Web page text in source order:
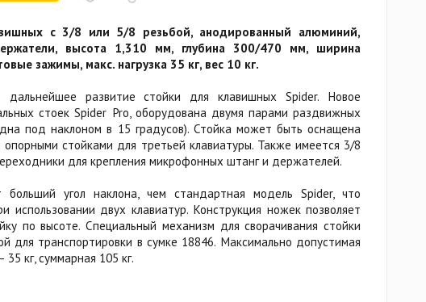
с 3/8 или 5/8 резьбой, анодированный алюминий,
высота 1,310 мм, глубина 300/470 мм, ширина
зажимы, макс. нагрузка 35 кг, вес 10 кг.
развитие стойки для клавишных Spider. Новое
стоек Spider Pro, оборудована двумя парами раздвижных
под наклоном в 15 градусов). Стойка может быть оснащена
опорными стойками для третьей клавиатуры. Также имеется 3/8
для крепления микрофонных штанг и держателей.
угол наклона, чем стандартная модель Spider, что
использовании двух клавиатур. Конструкция ножек позволяет
по высоте. Специальный механизм для сворачивания стойки
для транспортировки в сумке 18846. Максимально допустимая
35 кг, суммарная 105 кг.